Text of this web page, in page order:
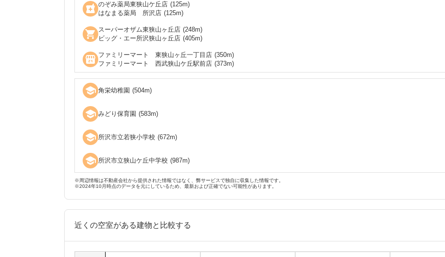
local_pharmacy のぞみ薬局東狭山ケ丘店 (125m)
はなまる薬局 所沢店 (125m)
shopping_cart スーパーオザム東狭山ヶ丘店 (248m)
ビッグ・エー所沢狭山ヶ丘店 (405m)
local_convenience_store ファミリーマート 東狭山ヶ丘一丁目店 (350m)
ファミリーマート 西武狭山ケ丘駅前店 (373m)
school 角栄幼稚園 (504m)
school みどり保育園 (583m)
school 所沢市立若狭小学校 (672m)
school 所沢市立狭山ケ丘中学校 (987m)
※周辺情報は不動産会社から提供された情報ではなく、弊サービスで独自に収集した情報です。
※2024年10月時点のデータを元にしているため、最新および正確でない可能性があります。
近くの空室がある建物と比較する